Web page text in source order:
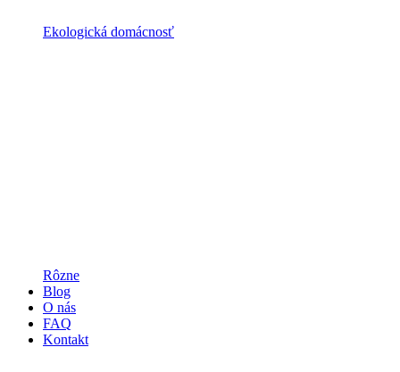
Ekologická domácnosť
Rôzne
Blog
O nás
FAQ
Kontakt